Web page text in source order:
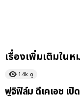
เรื่องเพิ่มเติมใน
1.4k ดู
ฟูจิฟิล์ม ดีเคเอช เปิ